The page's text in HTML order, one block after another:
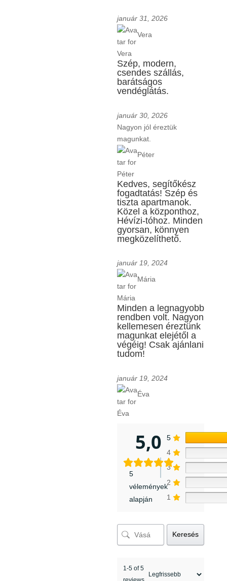
január 31, 2026
Vera
Szép, modern,
csendes szállás,
barátságos
vendéglátás.
január 30, 2026
Nagyon jól éreztük
magunkat.
Péter
Kedves, segítőkész
fogadtatás! Szép és
tiszta apartmanok.
Közel a központhoz,
Hévízi-tóhoz. Minden
gyorsan, könnyen
megközelíthető.
január 19, 2024
Mária
Minden a legnagyobb
rendben volt. Nagyon
kellemesen éreztünk
magunkat elejétől a
végéig! Csak ajánlani
tudom!
január 19, 2024
Éva
5,0
5
vélemények
alapján
5
4
3
2
1
Keresés
1-5 of 5